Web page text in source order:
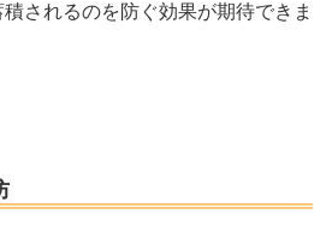
されるのを防ぐ効果が期待できま